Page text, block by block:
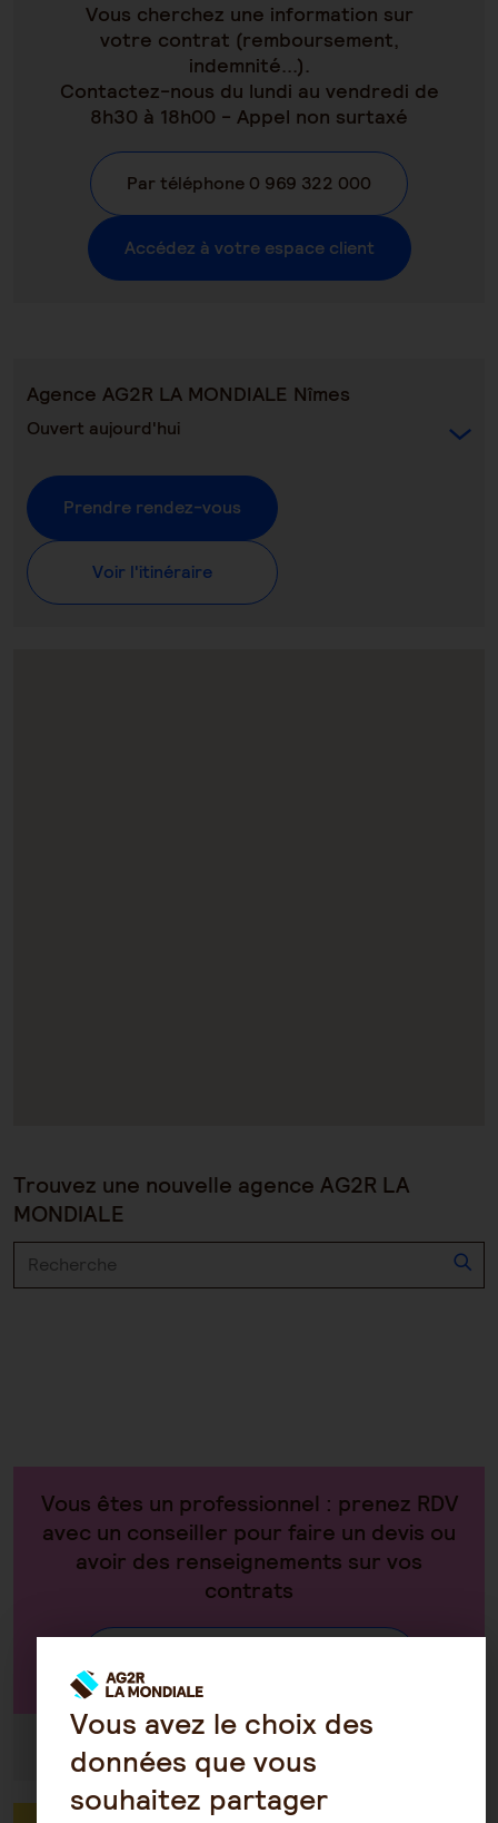
Vous cherchez une information sur
votre contrat (remboursement,
indemnité...).
Contactez-nous du lundi au vendredi de
8h30 à 18h00 - Appel non surtaxé
Par téléphone 0 969 322 000
Accédez à votre espace client
Agence AG2R LA MONDIALE Nîmes
Ouvert aujourd'hui
Prendre rendez-vous
Voir l'itinéraire
Trouvez une nouvelle agence AG2R LA
MONDIALE
Vous êtes un professionnel : prenez RDV
avec un conseiller pour faire un devis ou
avoir des renseignements sur vos
contrats
Du lundi au vendredi de 8h30 à 18h30
Vous avez le choix des
données que vous
souhaitez partager